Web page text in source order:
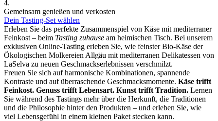
4.
Gemeinsam genießen und verkosten
Dein Tasting-Set wählen
Erleben Sie das perfekte Zusammenspiel von Käse mit mediterraner
Feinkost – beim Tasting zuhause am heimischen Tisch. Bei unserem
exklusiven Online-Tasting erleben Sie, wie feinster Bio-Käse der
Ökologischen Molkereien Allgäu mit mediterranen Delikatessen von
LaSelva zu neuen Geschmackserlebnissen verschmilzt.
Freuen Sie sich auf harmonische Kombinationen, spannende
Kontraste und auf überraschende Geschmacksmomente. Käse trifft
Feinkost. Genuss trifft Lebensart. Kunst trifft Tradition. Lernen
Sie während des Tastings mehr über die Herkunft, die Traditionen
und die Philosophie hinter den Produkten – und erleben Sie, wie
viel Lebensgefühl in einem kleinen Paket stecken kann.